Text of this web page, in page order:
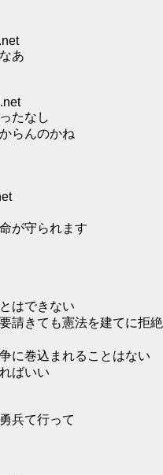
あ
たなし
らんのかね
が守られます
はできない
請きても憲法を建てに拒絶
に巻込まれることはない
ばいい
兵て行って